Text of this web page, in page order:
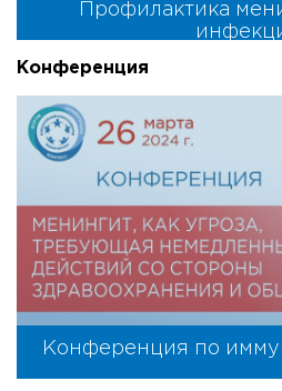
Профилактика
Конференция
Конференция по